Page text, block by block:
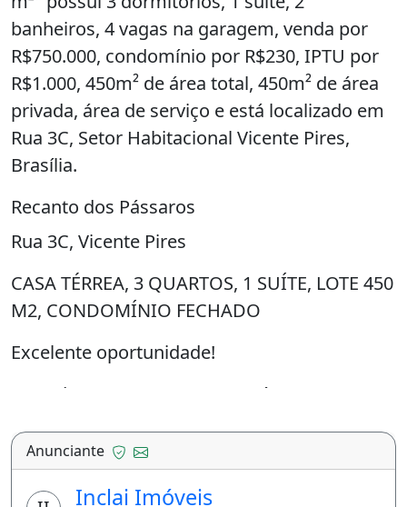
banheiros, 4 vagas na garagem, venda por
R$750.000, condomínio por R$230, IPTU por
R$1.000, 450m² de área total, 450m² de área
privada, área de serviço e está localizado em
Rua 3C, Setor Habitacional Vicente Pires,
Brasília.
Recanto dos Pássaros
Rua 3C, Vicente Pires
CASA TÉRREA, 3 QUARTOS, 1 SUÍTE, LOTE 450
M2, CONDOMÍNIO FECHADO
Excelente oportunidade!
Casa de 03 quartos com 01 suíte
Lote de 450 m² e área construída de 180 m²,
Localizado na rua 3, chácara 33c de Vicente
Pires com acesso fácil para estrutural e EPTG,
Anunciante
Inclai Imóveis